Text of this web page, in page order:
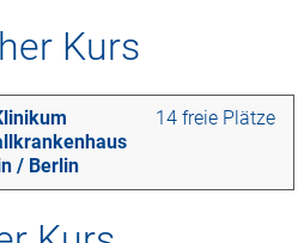
Kurs
/ Berlin
14 freie Plätze